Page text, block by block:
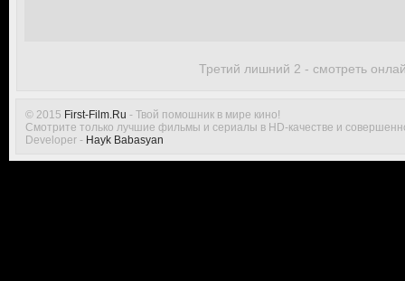
Третий лишний 2 - смотреть
© 2015 First-Film.Ru - Твой помошник в мире кино!
Смотрите только лучшие фильмы и сериалы в HD-качестве и
Developer - Hayk Babasyan